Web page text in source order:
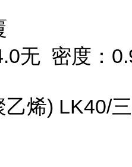
无 密度：
乙烯) LK40/